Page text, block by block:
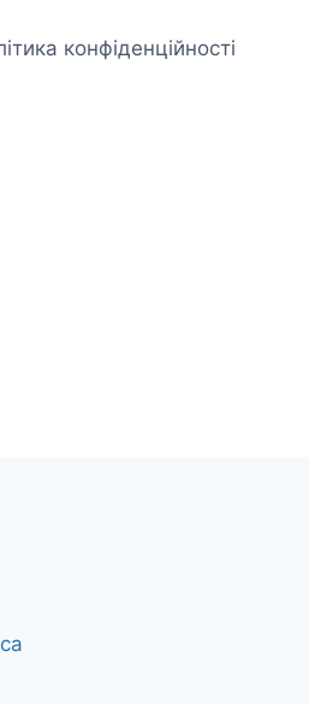
конфіденційності